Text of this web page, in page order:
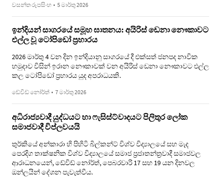
වසන්ත රූපසිංහ • 5 මාර්තු 2026
ඉන්දියන් සාගරයේ සමූහ ඝාතනය: අයිරිස් ඩෙනා නෞකාවට
එල්ල වූ ටෝපිඩෝ ප්‍රහාරය
2026 මාර්තු 4 වන දින ඉන්දියානු සාගරයේ දී එක්සත් ජනපද නාවික
හමුදාව විසින් ඉරාන නෞකාවක් වන අයිරිස් ඩෙනා නෞකාවට එල්ල
කල ටෝපිඩෝ ප්‍රහාරය යුද අපරාධයකි.
ඩේවිඩ් නෝර්ත් • 7 මාර්තු 2026
අධිරාජ්‍යවාදී යුද්ධයට හා ෆැසිස්ට්වාදයට පිලිතුර ලෝක
සමාජවාදී විප්ලවයයි
තුර්කියේ අන්කාරා හි පිහිටි බිල්කන්ට් විශ්ව විද්‍යාලයේ සහ මැද
පෙරදිග තාක්ෂනික විශ්ව විද්‍යාලයේ සමාජ ප්‍රජාතන්ත්‍රවාදී සමාජවල
ආරාධනයෙන්, ඩේවිඩ් නෝර්ත්, පෙබරවාරි 17 සහ 19 යන දිනවල
ඔන්ලයින් දේශන පැවැත්වීය.